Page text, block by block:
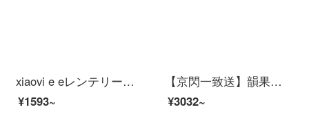
xiaovi e eレンテリージェーヌ防水防尘パノラ赤外線夜视人形检测アウドゥアバ広角防犯カメラ【アメイオン连动】アメラ
¥1593~
【京閃一致送】韻果小米生態xiaovラインライン2 K防犯カミュ家アプリパノラ300万HDワイヤwifi家庭遠64 Gメモリ
¥3032~